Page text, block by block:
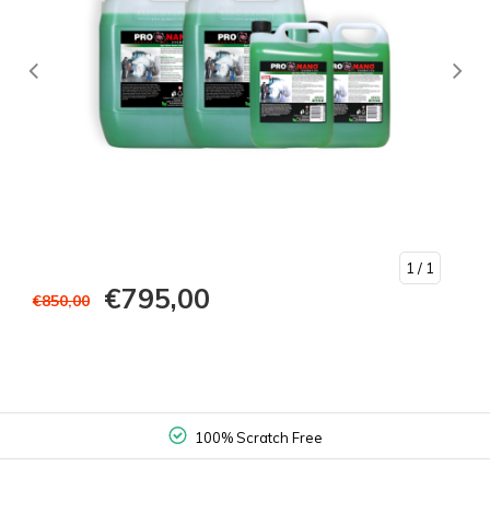
1 / 1
€850,00 €795,00
100% Scratch Free